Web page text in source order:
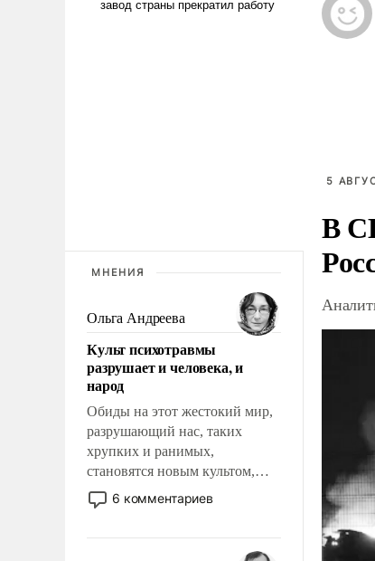
МНЕНИЯ
Ольга Андреева
Культ психотравмы
разрушает и человека, и
народ
Обиды на этот жестокий мир,
разрушающий нас, таких
хрупких и ранимых,
становятся новым культом,
постепенно вытесняя и
отменяя традиционное
мужественным и твердым под
6 комментариев
5
В